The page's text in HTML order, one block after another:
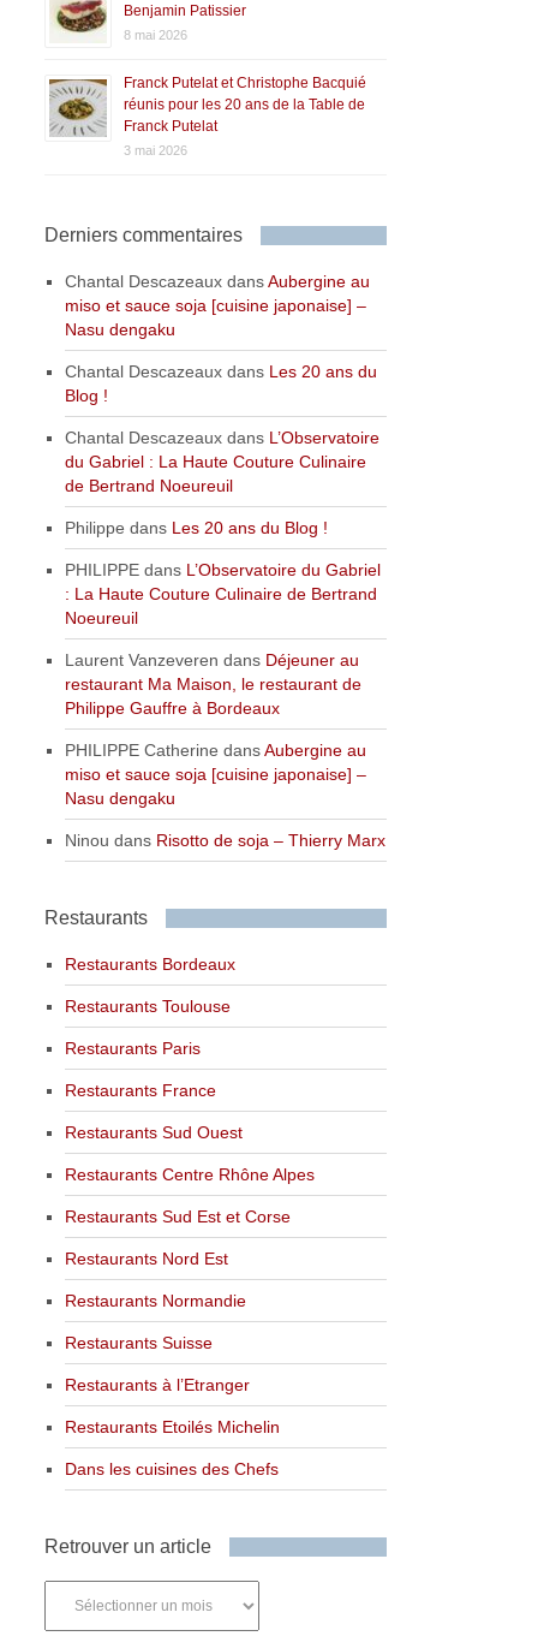
Benjamin Patissier
8 mai 2026
Franck Putelat et Christophe Bacquié
réunis pour les 20 ans de la Table de
Franck Putelat
3 mai 2026
Derniers commentaires
Chantal Descazeaux dansAubergine au
miso et sauce soja [cuisine japonaise] –
Nasu dengaku
Chantal Descazeaux dans Les 20 ans du
Blog !
Chantal Descazeaux dans L’Observatoire
du Gabriel : La Haute Couture Culinaire
de Bertrand Noeureuil
Philippe dans Les 20 ans du Blog !
PHILIPPE dans L’Observatoire du Gabriel
: La Haute Couture Culinaire de Bertrand
Noeureuil
Laurent Vanzeveren dans Déjeuner au
restaurant Ma Maison, le restaurant de
Philippe Gauffre à Bordeaux
PHILIPPE Catherine dansAubergine au
miso et sauce soja [cuisine japonaise] –
Nasu dengaku
Ninou dans Risotto de soja – Thierry Marx
Restaurants
Restaurants Bordeaux
Restaurants Toulouse
Restaurants Paris
Restaurants France
Restaurants Sud Ouest
Restaurants Centre Rhône Alpes
Restaurants Sud Est et Corse
Restaurants Nord Est
Restaurants Normandie
Restaurants Suisse
Restaurants à l’Etranger
Restaurants Etoilés Michelin
Dans les cuisines des Chefs
Retrouver un article